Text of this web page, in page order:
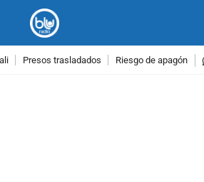
Presos trasladados Riesgo de apagón